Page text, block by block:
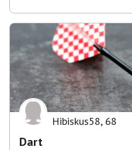
Hibiskus58, 68
Dart